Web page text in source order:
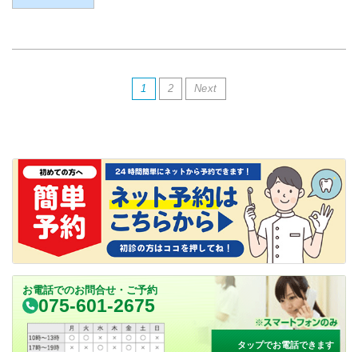
1 2 Next
お電話でのお問合せ・ご予約
075-601-2675
タップでお電話できます